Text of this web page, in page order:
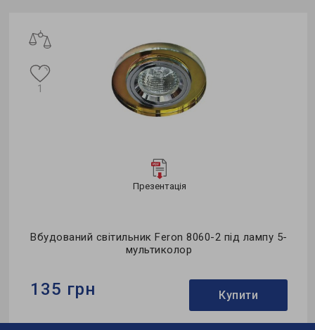
Презентація
Вбудований світильник Feron 8060-2 під лампу 5-
мультиколор
1
135 грн Купити